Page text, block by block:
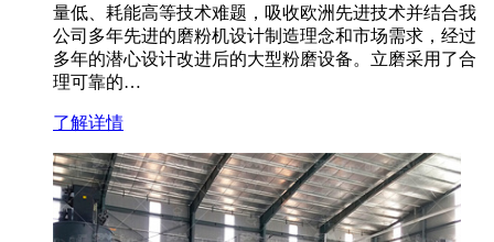
量低、耗能高等技术难题，吸收欧洲先进技术并结合我
公司多年先进的磨粉机设计制造理念和市场需求，经过
多年的潜心设计改进后的大型粉磨设备。立磨采用了合
理可靠的…
了解详情